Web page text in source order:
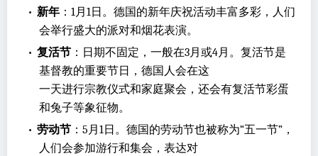
• 新年 ：1月1日。德国的新年庆祝活动丰富多彩，人们
会举行盛大的派对和烟花表演。
• 复活节 ：日期不固定，一般在3月或4月。复活节是
基督教的重要节日，德国人会在这
一天进行宗教仪式和家庭聚会，还会有复活节彩蛋
和兔子等象征物。
• 劳动节 ：5月1日。德国的劳动节也被称为“五一节”，
人们会参加游行和集会，表达对